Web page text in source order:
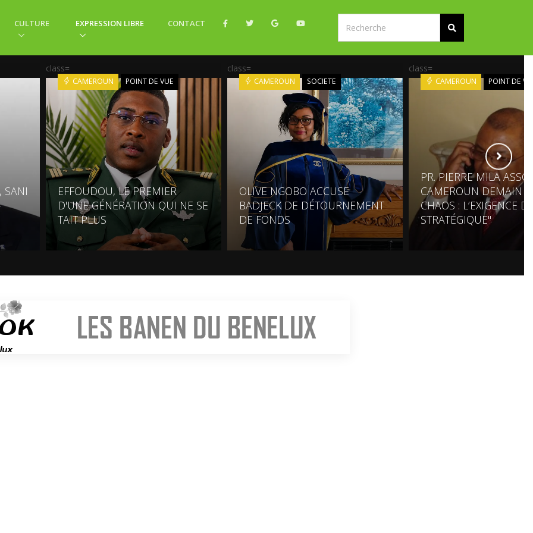
CULTURE EXPRESSION LIBRE CONTACT
SANI
class=
CAMEROUN POINT DE VUE
EFFOUDOU, LE PREMIER
D'UNE GÉNÉRATION QUI NE SE
TAIT PLUS
class=
CAMEROUN SOCIETE
OLIVE NGOBO ACCUSE
BADJECK DE DÉTOURNEMENT
DE FONDS
class=
CAMEROUN POINT DE
PR. PIERRE MILA
CAMEROUN DEMAIN
CHAOS : L’EXIGENCE
STRATÉGIQUE"